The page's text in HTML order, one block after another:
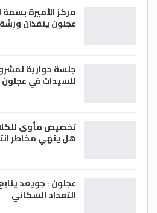
مركز الأميرة
عجلون ينفذان
جلسة حوارية
للسيدات في عجلون
تخصيص مأوى
هل ينهي مخاطر
عجلون : جويعد
التعداد السكاني